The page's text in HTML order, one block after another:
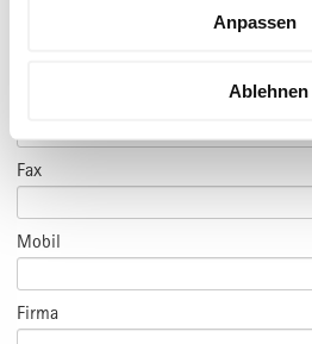
Anpassen
Ablehnen
Fax
Mobil
Firma